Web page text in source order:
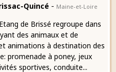
Quincé - Maine-et-Loire
de Brissé regroupe dans
des animaux et de
animations à destination des
promenade à poney, jeux
sportives, conduite...